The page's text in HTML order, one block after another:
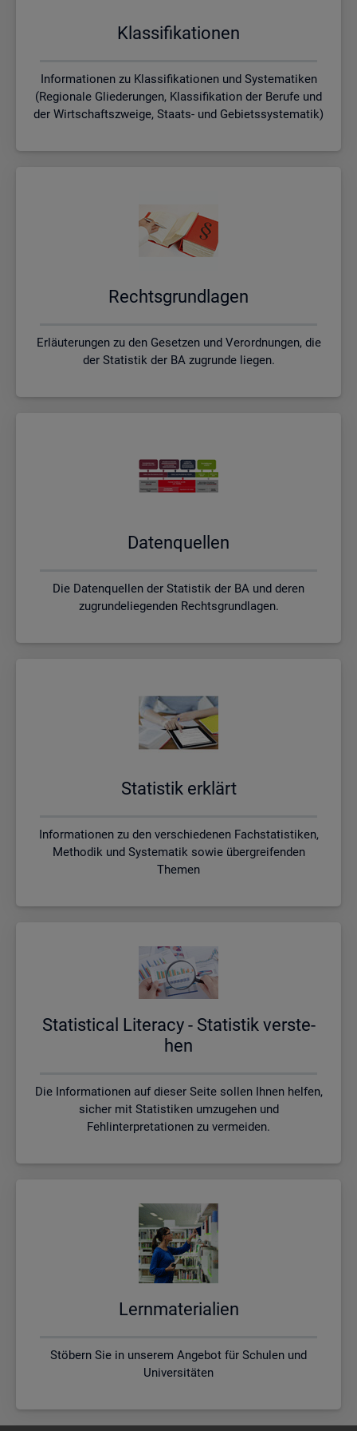
Klas­si­fi­ka­tio­nen
Informationen zu Klassifikationen und Systematiken
(Regionale Gliederungen, Klassifikation der Berufe und
der Wirtschaftszweige, Staats- und Gebietssystematik)
Rechts­grund­la­gen
Erläuterungen zu den Gesetzen und Verordnungen, die
der Statistik der BA zugrunde liegen.
Da­ten­quel­len
Die Datenquellen der Statistik der BA und deren
zugrundeliegenden Rechtsgrundlagen.
Sta­tis­tik er­klärt
Informationen zu den verschiedenen Fachstatistiken,
Methodik und Systematik sowie übergreifenden
Themen
Sta­ti­s­ti­cal Li­te­r­acy - Sta­tis­tik ver­ste­
hen
Die Informationen auf dieser Seite sollen Ihnen helfen,
sicher mit Statistiken umzugehen und
Fehlinterpretationen zu vermeiden.
Lern­ma­te­ria­li­en
Stöbern Sie in unserem Angebot für Schulen und
Universitäten